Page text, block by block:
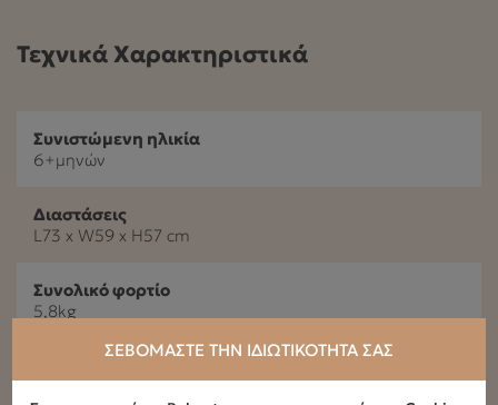
Τεχνικά Χαρακτηριστικά
Συνιστώμενη ηλικία
6+μηνών
Διαστάσεις
L73 x W59 x H57 cm
Συνολικό φορτίο
5,8kg
12kg
ΣΕΒΌΜΑΣΤΕ ΤΗΝ ΙΔΙΩΤΙΚΌΤΗΤΆ ΣΑΣ